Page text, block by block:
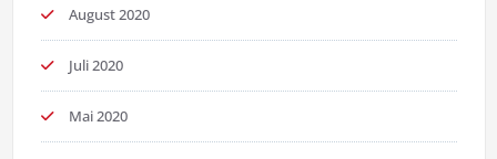
August 2020
Juli 2020
Mai 2020